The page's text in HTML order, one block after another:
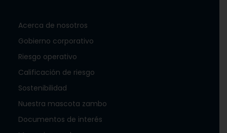
Acerca de nosotros
Gobierno corporativo
Riesgo operativo
Calificación de riesgo
Sostenibilidad
Nuestra mascota zambo
Documentos de interés